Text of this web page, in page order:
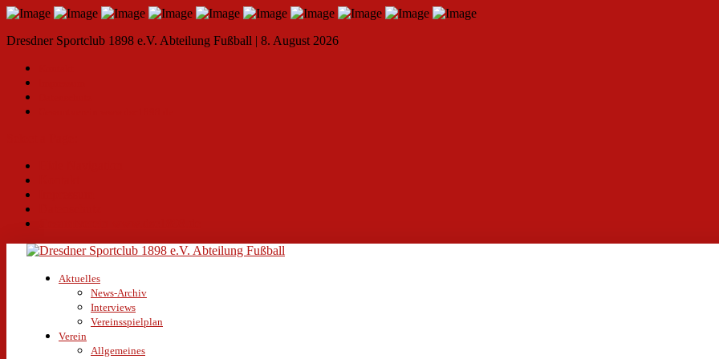
Dresdner Sportclub 1898 e.V. Abteilung Fußball | 8. August 2026
Aktuelles
News-Archiv
Interviews
Vereinsspielplan
Verein
Allgemeines